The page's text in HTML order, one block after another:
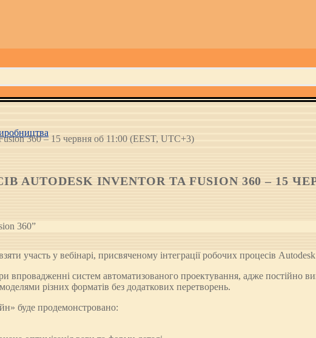
360 – 15 червня об 11:00 (EEST, UTC+3)
INVENTOR ТА FUSION 360 – 15
участь у вебінарі, присвяченому інтеграції робочих процесів
впровадженні систем автоматизованого проектування, адже постійно
різних форматів без додаткових перетворень.
буде продемонстровано: